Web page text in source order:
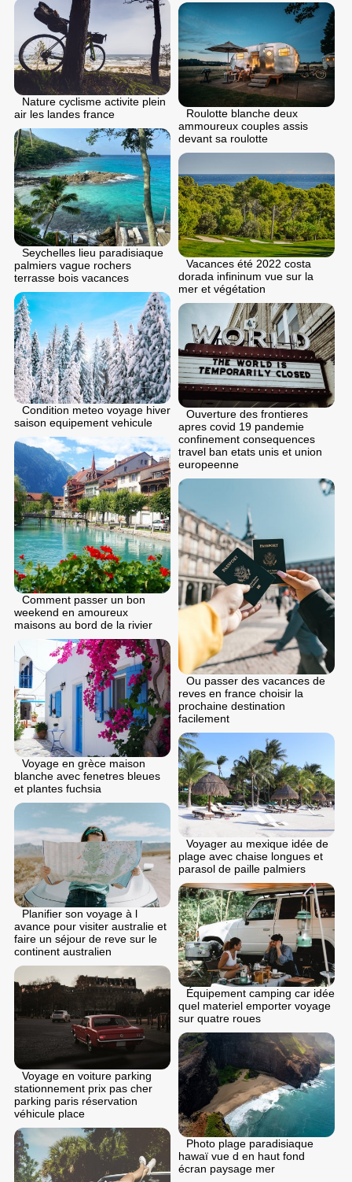
Nature cyclisme activite plein
air les landes france
Roulotte blanche deux
ammoureux couples assis
devant sa roulotte
Seychelles lieu paradisiaque
palmiers vague rochers
terrasse bois vacances
Vacances été 2022 costa
dorada infininum vue sur la
mer et végétation
Condition meteo voyage hiver
saison equipement vehicule
Ouverture des frontieres
apres covid 19 pandemie
confinement consequences
travel ban etats unis et union
europeenne
Comment passer un bon
weekend en amoureux
maisons au bord de la rivier
Ou passer des vacances de
reves en france choisir la
prochaine destination
facilement
Voyage en grèce maison
blanche avec fenetres bleues
et plantes fuchsia
Voyager au mexique idée de
plage avec chaise longues et
parasol de paille palmiers
Planifier son voyage à l
avance pour visiter australie et
faire un séjour de reve sur le
continent australien
Équipement camping car idée
quel materiel emporter voyage
sur quatre roues
Voyage en voiture parking
stationnement prix pas cher
parking paris réservation
véhicule place
Photo plage paradisiaque
hawaï vue d en haut fond
écran paysage mer